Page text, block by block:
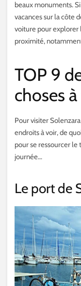
beaux monuments. Si
vacances sur la côte
voiture pour explorer
proximité,
TOP 9
choses
Pour visiter
endroits à voir, de
pour se ressourcer le
journée…
Le port de